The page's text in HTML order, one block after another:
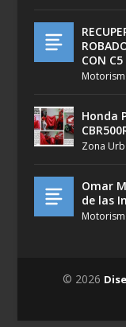
CON C5
Honda
Zona
Omar
de las
© 2026